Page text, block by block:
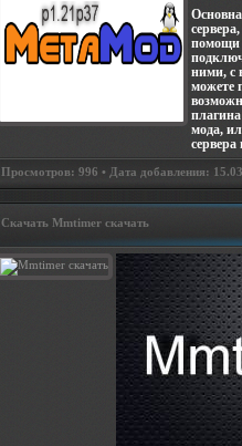
помощи
ними, с
можете
мода,
Просмотров: 996 • Дата добавления:
Скачать Mmtimer скачать